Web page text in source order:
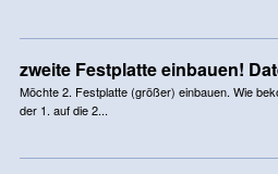
zweite Festplatte einbauen!
Möchte 2. Festplatte (größer) einbauen. Wie
der 1. auf die 2...